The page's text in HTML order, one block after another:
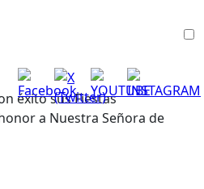
éxito sus Fiestas
a Nuestra Señora de